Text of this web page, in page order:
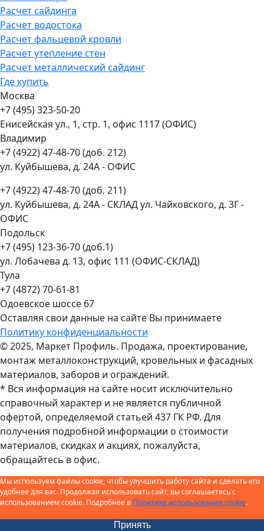
Расчет сайдинга
Расчет водостока
Расчет фальцевой кровли
Расчет утепление стен
Расчет металлический сайдинг
Где купить
Москва
+7 (495) 323-50-20
Енисейская ул., 1, стр. 1, офис 1117 (ОФИС)
Владимир
+7 (4922) 47-48-70 (доб. 212)
ул. Куйбышева, д. 24А - ОФИС
+7 (4922) 47-48-70 (доб. 211)
ул. Куйбышева, д. 24А - СКЛАД ул. Чайковского, д. 3Г -
ОФИС
Подольск
+7 (495) 123-36-70 (доб.1)
ул. Лобачева д. 13, офис 111 (ОФИС-СКЛАД)
Тула
+7 (4872) 70-61-81
Одоевское шоссе 67
Оставляя свои данные на сайте Вы принимаете
Политику конфиденциальности
© 2025, Маркет Профиль. Продажа, проектирование,
монтаж металлоконструкций, кровельных и фасадных
материалов, заборов и ограждений.
* Вся информация на сайте носит исключительно
справочный характер и не является публичной
офертой, определяемой статьей 437 ГК РФ. Для
получения подробной информации о стоимости
материалов, скидках и акциях, пожалуйста,
обращайтесь в офис.
Мы используем файлы cookie, чтобы улучшить работу сайта и сделать его
удобнее для вас. Продолжая использовать сайт, вы соглашаетесь с
использованием cookie. Подробнее в Политике использования cookie.
Принять